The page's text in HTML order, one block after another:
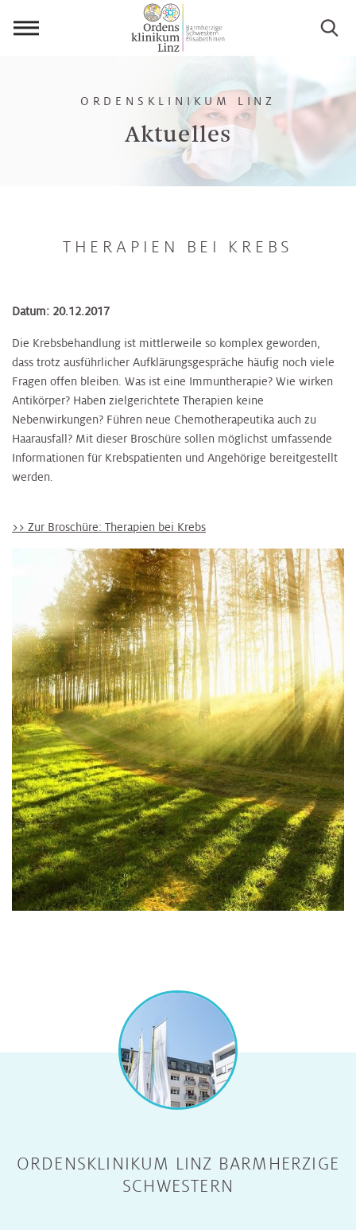
Aktuelles
ORDENSKLINIKUM LINZ
THERAPIEN BEI KREBS
Datum: 20.12.2017
Die Krebsbehandlung ist mittlerweile so komplex geworden,
dass trotz ausführlicher Aufklärungsgespräche häufig noch viele
Fragen offen bleiben. Was ist eine Immuntherapie? Wie wirken
Antikörper? Haben zielgerichtete Therapien keine
Nebenwirkungen? Führen neue Chemotherapeutika auch zu
Haarausfall? Mit dieser Broschüre sollen möglichst umfassende
Informationen für Krebspatienten und Angehörige bereitgestellt
werden.
>> Zur Broschüre: Therapien bei Krebs
ORDENSKLINIKUM LINZ BARMHERZIGE
SCHWESTERN